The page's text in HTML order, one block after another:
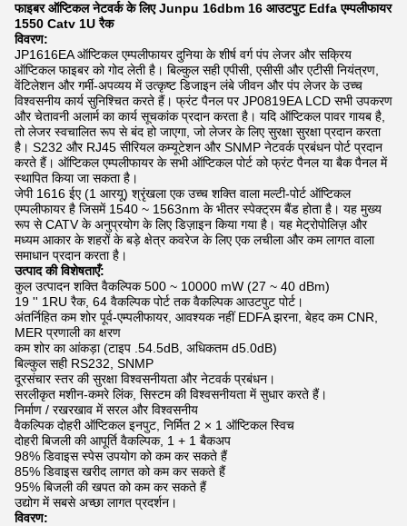
फाइबर ऑप्टिकल नेटवर्क के लिए Junpu 16dbm 16 आउटपुट Edfa एम्पलीफायर
1550 Catv 1U रैक
विवरण:
JP1616EA ऑप्टिकल एम्पलीफायर दुनिया के शीर्ष वर्ग पंप लेजर और सक्रिय
ऑप्टिकल फाइबर को गोद लेती है। बिल्कुल सही एपीसी, एसीसी और एटीसी नियंत्रण,
वेंटिलेशन और गर्मी-अपव्यय में उत्कृष्ट डिजाइन लंबे जीवन और पंप लेजर के उच्च
विश्वसनीय कार्य सुनिश्चित करते हैं। फ्रंट पैनल पर JP0819EA LCD सभी उपकरण
और चेतावनी अलार्म का कार्य सूचकांक प्रदान करता है। यदि ऑप्टिकल पावर गायब है,
तो लेजर स्वचालित रूप से बंद हो जाएगा, जो लेजर के लिए सुरक्षा सुरक्षा प्रदान करता
है। S232 और RJ45 सीरियल कम्यूटेशन और SNMP नेटवर्क प्रबंधन पोर्ट प्रदान
करते हैं। ऑप्टिकल एम्पलीफायर के सभी ऑप्टिकल पोर्ट को फ्रंट पैनल या बैक पैनल में
स्थापित किया जा सकता है।
जेपी 1616 ईए (1 आरयू) श्रृंखला एक उच्च शक्ति वाला मल्टी-पोर्ट ऑप्टिकल
एम्पलीफायर है जिसमें 1540 ~ 1563nm के भीतर स्पेक्ट्रम बैंड होता है। यह मुख्य
रूप से CATV के अनुप्रयोग के लिए डिज़ाइन किया गया है। यह मेट्रोपोलिज़ और
मध्यम आकार के शहरों के बड़े क्षेत्र कवरेज के लिए एक लचीला और कम लागत वाला
समाधान प्रदान करता है।
उत्पाद की विशेषताएँ:
कुल उत्पादन शक्ति वैकल्पिक 500 ~ 10000 mW (27 ~ 40 dBm)
19 '' 1RU रैक, 64 वैकल्पिक पोर्ट तक वैकल्पिक आउटपुट पोर्ट।
अंतर्निहित कम शोर पूर्व-एम्पलीफायर, आवश्यक नहीं EDFA झरना, बेहद कम CNR,
MER प्रणाली का क्षरण
कम शोर का आंकड़ा (टाइप .54.5dB, अधिकतम d5.0dB)
बिल्कुल सही RS232, SNMP
दूरसंचार स्तर की सुरक्षा विश्वसनीयता और नेटवर्क प्रबंधन।
सरलीकृत मशीन-कमरे लिंक, सिस्टम की विश्वसनीयता में सुधार करते हैं।
निर्माण / रखरखाव में सरल और विश्वसनीय
वैकल्पिक दोहरी ऑप्टिकल इनपुट, निर्मित 2 × 1 ऑप्टिकल स्विच
दोहरी बिजली की आपूर्ति वैकल्पिक, 1 + 1 बैकअप
98% डिवाइस स्पेस उपयोग को कम कर सकते हैं
85% डिवाइस खरीद लागत को कम कर सकते हैं
95% बिजली की खपत को कम कर सकते हैं
उद्योग में सबसे अच्छा लागत प्रदर्शन।
विवरण: